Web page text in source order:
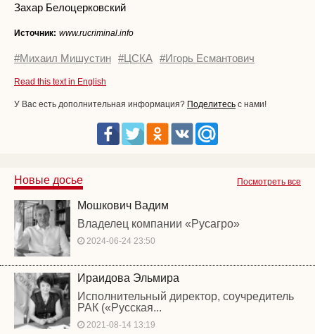
Захар Белоцерковский
Источник: www.rucriminal.info
#Михаил Мишустин #ЦСКА #Игорь Есмантович
Read this text in English
У Вас есть дополнительная информация? Поделитесь с нами!
Посмотреть все
Новые досье
Мошкович Вадим
Владелец компании «Русагро»
2024-06-24 23:50
Ираидова Эльмира
Исполнительный директор, соучредитель
РАК («Русская...
2021-08-14 13:19